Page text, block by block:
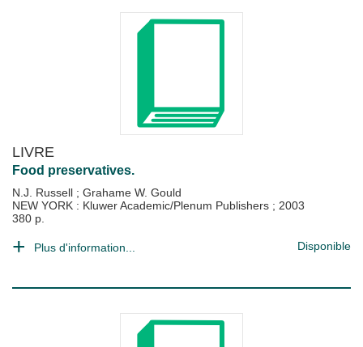
LIVRE
Food preservatives.
N.J. Russell ; Grahame W. Gould
NEW YORK : Kluwer Academic/Plenum Publishers ; 2003
380 p.
Plus d'information... Disponible